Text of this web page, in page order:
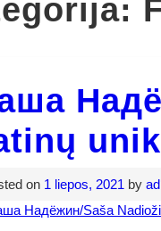
on 1 liepos, 2021 by